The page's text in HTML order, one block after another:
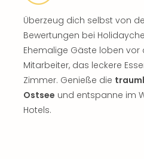
Überzeug dich selbst von
Bewertungen bei
Ehemalige Gäste loben
Mitarbeiter, das leckere
Zimmer. Genieße die
Ostsee und entspanne im
Hotels.